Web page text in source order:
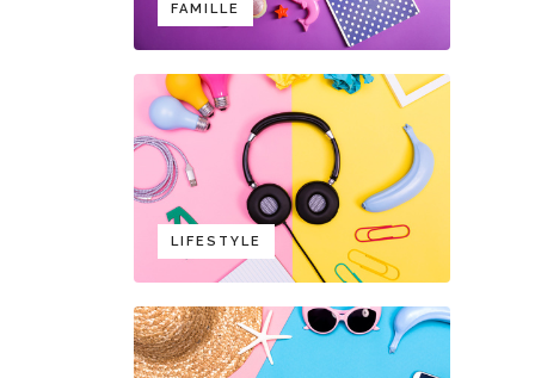
FAMILLE
LIFESTYLE